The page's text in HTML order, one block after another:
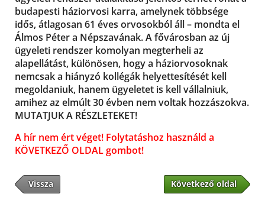
budapesti háziorvosi karra, amelynek többsége
idős, átlagosan 61 éves orvosokból áll – mondta el
Álmos Péter a Népszavának. A fővárosban az új
ügyeleti rendszer komolyan megterheli az
alapellátást, különösen, hogy a háziorvosoknak
nemcsak a hiányzó kollégák helyettesítését kell
megoldaniuk, hanem ügyeletet is kell vállalniuk,
amihez az elmúlt 30 évben nem voltak hozzászokva.
MUTATJUK A RÉSZLETEKET!
A hír nem ért véget! Folytatáshoz használd a
KÖVETKEZŐ OLDAL gombot!
Vissza Következő oldal